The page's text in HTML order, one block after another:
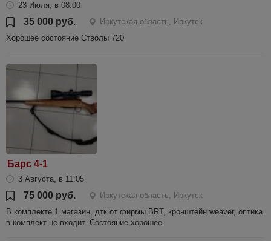
23 Июля, в 08:00
35 000 руб.
Иркутская область, Иркутск
Хорошее состояние Стволы 720
Барс 4-1
3 Августа, в 11:05
75 000 руб.
Иркутская область, Иркутск
В комплекте 1 магазин, дтк от фирмы BRT, кронштейн weaver, оптика
в комплект не входит. Состояние хорошее.